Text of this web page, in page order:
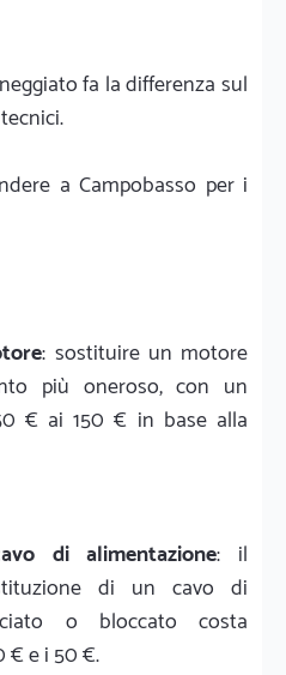
fa la differenza sul
a Campobasso per i
: sostituire un motore
più oneroso, con un
€ ai 150 € in base alla
di alimentazione: il
di un cavo di
o bloccato costa
€ e i 50 €.